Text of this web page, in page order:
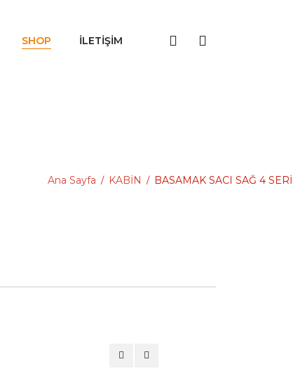
SHOP İLETIŞIM
Ana Sayfa / KABİN / BASAMAK SACI SAĞ 4 SERİ